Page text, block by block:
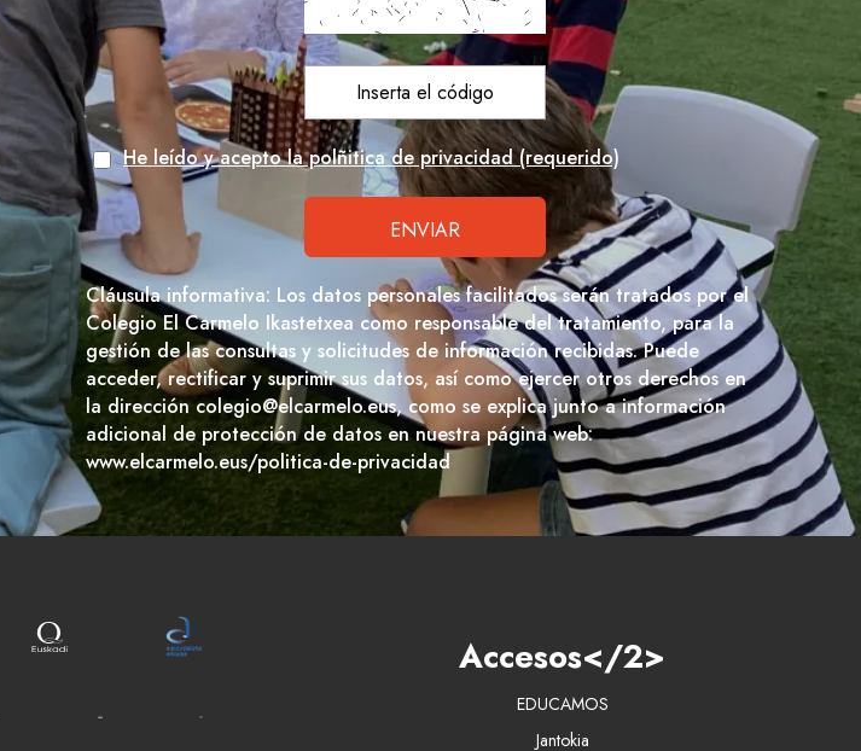
He leído y acepto la polñitica de privacidad (requerido)
Cláusula informativa: Los datos personales facilitados serán tratados por el
Colegio El Carmelo Ikastetxea como responsable del tratamiento, para la
gestión de las consultas y solicitudes de información recibidas. Puede
acceder, rectificar y suprimir sus datos, así como ejercer otros derechos en
la dirección colegio@elcarmelo.eus, como se explica junto a información
adicional de protección de datos en nuestra página web:
www.elcarmelo.eus/politica-de-privacidad
Accesos</2>
EDUCAMOS
Jantokia